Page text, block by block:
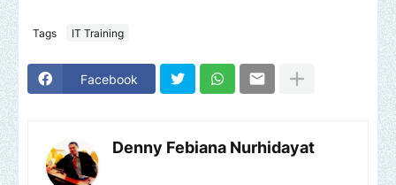
Tags IT Training
Facebook
Denny Febiana Nurhidayat